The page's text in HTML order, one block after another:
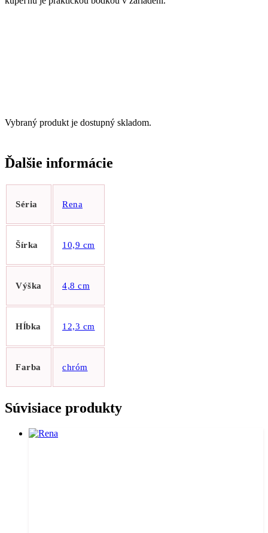
Vybraný produkt je dostupný skladom.
Ďalšie informácie
Séria Rena
Šírka 10,9 cm
Výška 4,8 cm
Hĺbka 12,3 cm
Farba chróm
Súvisiace produkty